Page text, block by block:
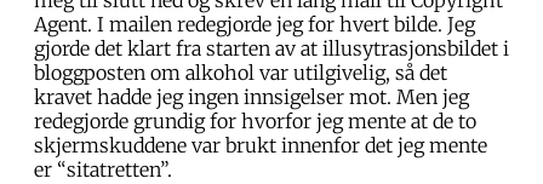
Agent. I mailen redegjorde jeg for hvert bilde. Jeg
gjorde det klart fra starten av at illusytrasjonsbildet i
bloggposten om alkohol var utilgivelig, så det
kravet hadde jeg ingen innsigelser mot. Men jeg
redegjorde grundig for hvorfor jeg mente at de to
skjermskuddene var brukt innenfor det jeg mente
er “sitatretten”.